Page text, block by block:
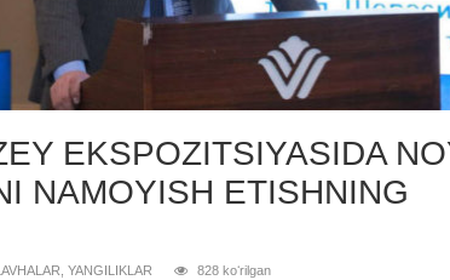
EKSPOZITSIYASIDA
NAMOYISH ETISHNING
, YANGILIKLAR 828 koʻrilgan